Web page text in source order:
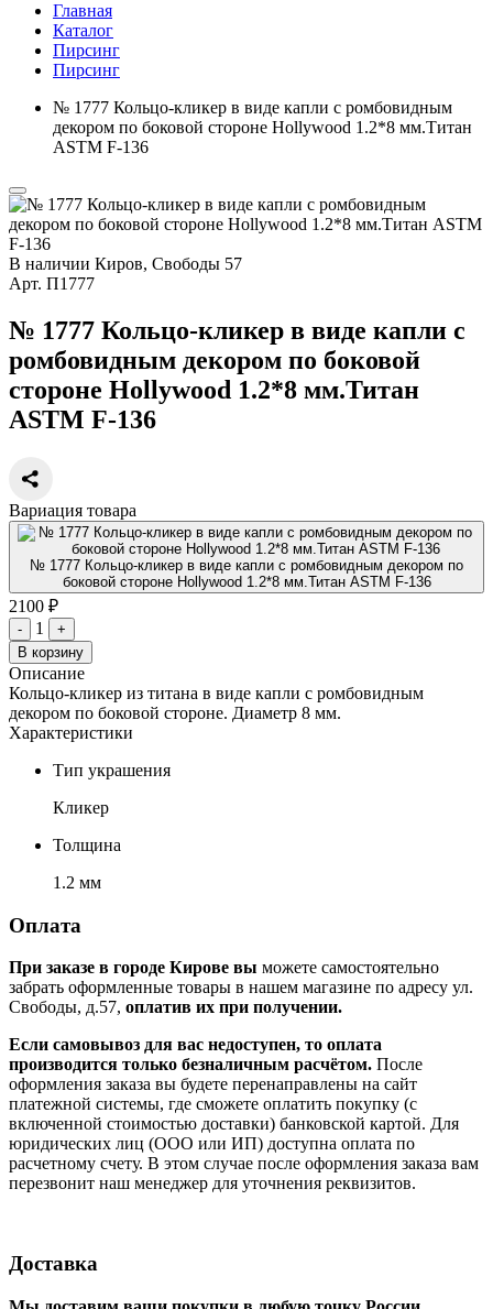
Главная
Каталог
Пирсинг
Пирсинг
№ 1777 Кольцо-кликер в виде капли с ромбовидным
декором по боковой стороне Hollywood 1.2*8 мм.Титан
ASTM F-136
В наличии Киров, Свободы 57
Арт. П1777
№ 1777 Кольцо-кликер в виде капли с
ромбовидным декором по боковой
стороне Hollywood 1.2*8 мм.Титан
ASTM F-136
Вариация товара
№ 1777 Кольцо-кликер в виде капли с ромбовидным декором по
боковой стороне Hollywood 1.2*8 мм.Титан ASTM F-136
2100 ₽
- 1
+
В корзину
Описание
Кольцо-кликер из титана в виде капли с ромбовидным
декором по боковой стороне. Диаметр 8 мм.
Характеристики
Тип украшения
Кликер
Толщина
1.2 мм
Оплата
При заказе в городе Кирове вы можете самостоятельно
забрать оформленные товары в нашем магазине по адресу ул.
Свободы, д.57, оплатив их при получении.
Если самовывоз для вас недоступен, то оплата
производится только безналичным расчётом. После
оформления заказа вы будете перенаправлены на сайт
платежной системы, где сможете оплатить покупку (с
включенной стоимостью доставки) банковской картой. Для
юридических лиц (ООО или ИП) доступна оплата по
расчетному счету. В этом случае после оформления заказа вам
перезвонит наш менеджер для уточнения реквизитов.
Доставка